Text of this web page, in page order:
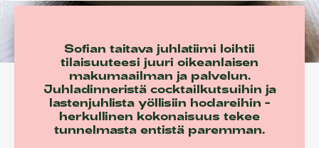
Sofian tilat
Info/Historia
Yhteystiedot
English
Sofian taitava juhlatiimi loihtii
tilaisuuteesi juuri oikeanlaisen
makumaailman ja palvelun.
Juhladinneristä cocktailkutsuihin ja
lastenjuhlista yöllisiin hodareihin -
herkullinen kokonaisuus tekee
tunnelmasta entistä paremman.